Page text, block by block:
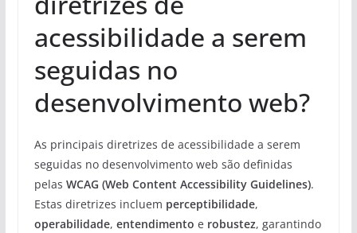
acessibilidade a serem
seguidas no
desenvolvimento web?
As principais diretrizes de acessibilidade a serem
seguidas no desenvolvimento web são definidas
pelas WCAG (Web Content Accessibility Guidelines).
Estas diretrizes incluem perceptibilidade,
operabilidade, entendimento e robustez, garantindo